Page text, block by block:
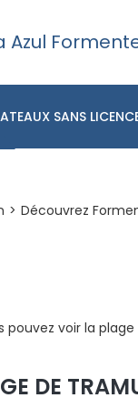
SANS
> Découvrez
DE